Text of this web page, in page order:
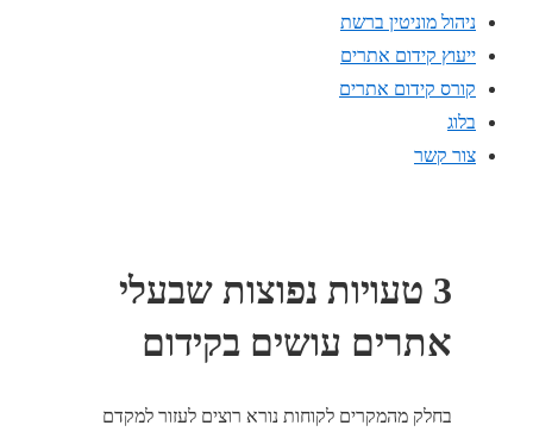
ניהול מוניטין ברשת
ייעוץ קידום אתרים
קורס קידום אתרים
בלוג
צור קשר
3 טעויות נפוצות שבעלי
אתרים עושים בקידום
בחלק מהמקרים לקוחות נורא רוצים לעזור למקדם